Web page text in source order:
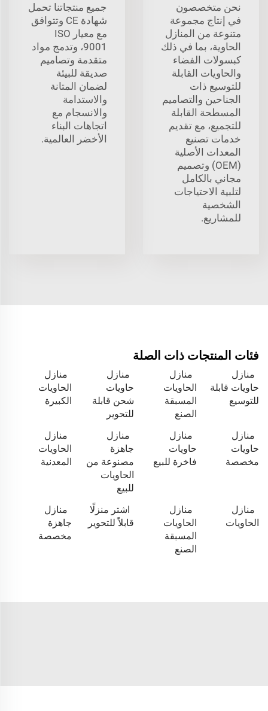
نحن متخصصون
في إنتاج مجموعة
متنوعة من المنازل
الحاوية، بما في ذلك
كبسولات الفضاء
والحاويات القابلة
للتوسيع ذات
الجناحين والتصاميم
المسطحة القابلة
للتجميع، مع تقديم
خدمات تصنيع
المعدات الأصلية
(OEM) وتصميم
مجاني بالكامل
لتلبية الاحتياجات
الشخصية
للمشاريع.
جميع منتجاتنا تحمل
شهادة CE وتتوافق
مع معيار ISO
9001، وتدمج مواد
متقدمة وتصاميم
صديقة للبيئة
لضمان المتانة
والاستدامة
والانسجام مع
اتجاهات البناء
الأخضر العالمية.
فئات المنتجات ذات الصلة
منازل
حاويات قابلة
للتوسيع
منازل
الحاويات
المسبقة
الصنع
منازل
حاويات
شحن قابلة
للتحوير
منازل
الحاويات
الكبيرة
منازل
حاويات
مخصصة
منازل
حاويات
فاخرة للبيع
منازل
جاهزة
مصنوعة من
الحاويات
للبيع
منازل
الحاويات
المعدنية
منازل
الحاويات
منازل
الحاويات
المسبقة
الصنع
اشتر منزلًا
قابلاً للتحوير
منازل
جاهزة
مخصصة